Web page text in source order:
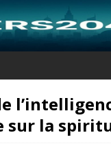
sur la